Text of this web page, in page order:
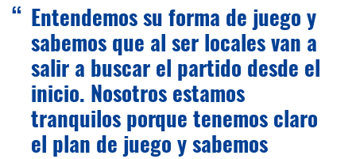
Entendemos su forma de juego y
sabemos que al ser locales van a
salir a buscar el partido desde el
inicio. Nosotros estamos
tranquilos porque tenemos claro
el plan de juego y sabemos